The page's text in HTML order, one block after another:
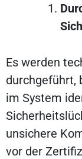
Es werden
durchgeführt,
im System
unsichere
vor der